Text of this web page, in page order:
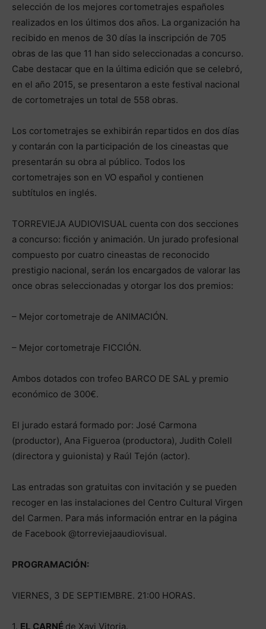
selección de los mejores cortometrajes españoles
realizados en los últimos dos años. La organización ha
recibido en menos de 30 días la inscripción de 705
obras de las que 11 han sido seleccionadas a concurso.
Cabe destacar que en la última edición que se celebró,
en el año 2015, se presentaron a este festival nacional
de cortometrajes un total de 558 obras.
Los cortometrajes se exhibirán repartidos en dos días
y contarán con la participación de los cineastas que
presentarán su obra al público. Todos los
cortometrajes son en VO español y contienen
subtítulos en inglés.
TORREVIEJA AUDIOVISUAL cuenta con dos secciones
a concurso: ficción y animación. Un jurado profesional
compuesto por cuatro cineastas de reconocido
prestigio nacional, serán los encargados de valorar las
once obras seleccionadas y otorgar los dos premios:
– Mejor cortometraje de ANIMACIÓN.
– Mejor cortometraje FICCIÓN.
Ambos dotados con trofeo BARCO DE SAL y premio
económico de 300€.
El jurado estará formado por: José Carmona
(productor), Ana Figueroa (productora), Judith Colell
(directora y guionista) y Raúl Tejón (actor).
Las entradas son gratuitas con invitación y se pueden
recoger en las instalaciones del Centro Cultural Virgen
del Carmen. Para más información entrar en la página
de Facebook @torreviejaaudiovisual.
PROGRAMACIÓN:
VIERNES, 3 DE SEPTIEMBRE. 21:00 HORAS.
1. EL CARNÉ de Xavi Vitoria.